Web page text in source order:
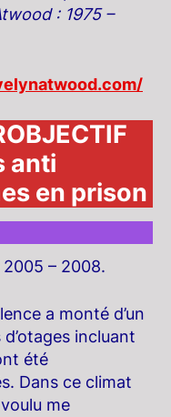
: 1975 –
anti
en prison
– 2008.
a monté d’un
incluant
été
Dans ce climat
me